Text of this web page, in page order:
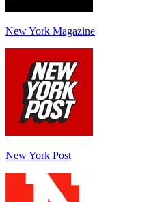
New York Magazine
New York Post